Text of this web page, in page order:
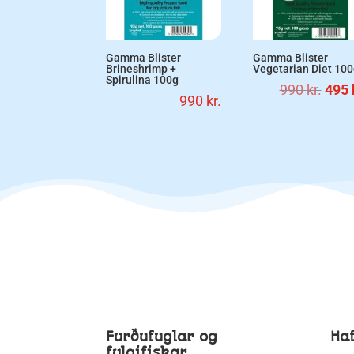
Gamma Blister
Brineshrimp +
Spirulina 100g
990 kr.
Gamma Blister
Vegetarian Diet
990kr. 495
Furðufuglar og